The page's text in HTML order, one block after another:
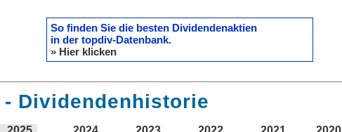
So finden Sie die besten Dividendenaktien
in der topdiv-Datenbank.
» Hier klicken
Dividendenhistorie